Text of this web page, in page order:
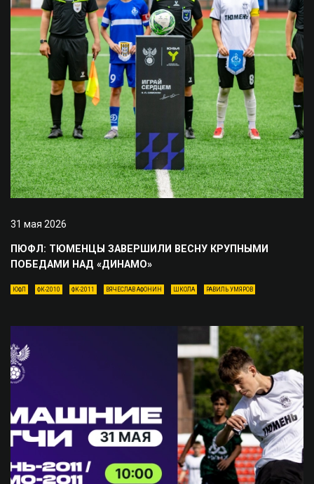
31 мая 2026
ПЮФЛ: ТЮМЕНЦЫ ЗАВЕРШИЛИ ВЕСНУ КРУПНЫМИ
ПОБЕДАМИ НАД «ДИНАМО»
ЮФЛ ФК-2010 ФК-2011 ВЯЧЕСЛАВ АФОНИН ШКОЛА РАВИЛЬ УМЯРОВ